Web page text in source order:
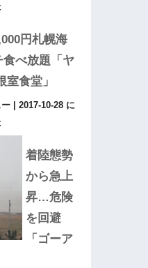
円札幌海
食べ放題「ヤ
室食堂」
|2017-10-28 に
着陸態勢
から急上
昇…危険
を回避
「ゴーア